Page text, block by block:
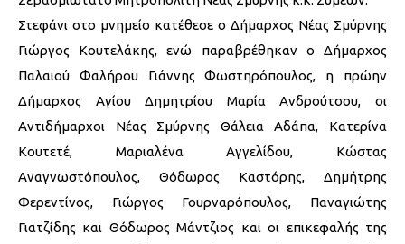
Στεφάνι στο μνημείο κατέθεσε ο Δήμαρχος Νέας Σμύρνης
Γιώργος Κουτελάκης, ενώ παραβρέθηκαν ο Δήμαρχος
Παλαιού Φαλήρου Γιάννης Φωστηρόπουλος, η πρώην
Δήμαρχος Αγίου Δημητρίου Μαρία Ανδρούτσου, οι
Αντιδήμαρχοι Νέας Σμύρνης Θάλεια Αδάπα, Κατερίνα
Κουτετέ, Μαριαλένα Αγγελίδου, Κώστας
Αναγνωστόπουλος, Θόδωρος Καστόρης, Δημήτρης
Φερεντίνος, Γιώργος Γουρναρόπουλος, Παναγιώτης
Γιατζίδης και Θόδωρος Μάντζιος και οι επικεφαλής της